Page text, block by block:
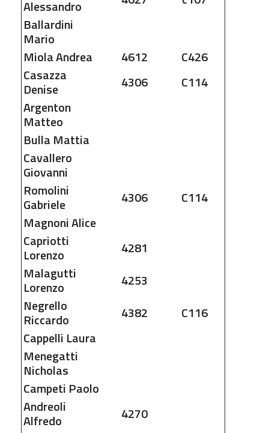
Alessandro
Ballardini
Mario
MiolaAndrea 4612
C426
Casazza
Denise 4306
C114
Argenton
Matteo
Bulla Mattia
Cavallero
Giovanni
Romolini
Gabriele 4306
C114
MagnoniAlice
Capriotti
Lorenzo
4281
Malagutti
Lorenzo
4253
Negrello
Riccardo 4382
C116
Cappelli Laura
Menegatti
Nicholas
Campeti Paolo
Andreoli
Alfredo
4270